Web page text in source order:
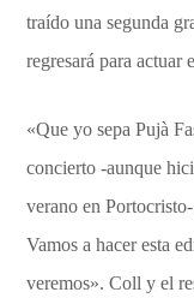
traído una segunda
regresará para actuar
«Que yo sepa Pujà
concierto -aunque
verano en
Vamos a hacer esta
veremos». Coll y el